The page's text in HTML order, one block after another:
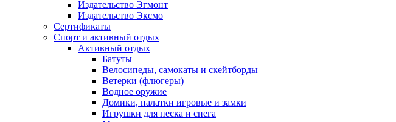
Издательство Эгмонт
Издательство Эксмо
Сертификаты
Спорт и активный отдых
Активный отдых
Батуты
Велосипеды, самокаты и скейтборды
Ветерки (флюгеры)
Водное оружие
Домики, палатки игровые и замки
Игрушки для песка и снега